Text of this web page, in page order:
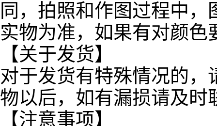
同，拍照和作图过程中
实物为准，如果有对颜
【关于发货】
对于发货有特殊情况的
物以后，如有漏损请及时
【注意事项】